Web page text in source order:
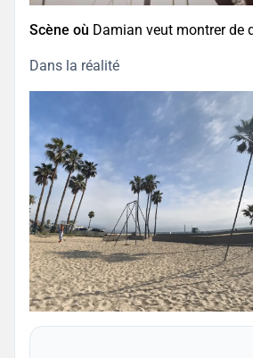
Scène où Damian veut montrer de
Dans la réalité